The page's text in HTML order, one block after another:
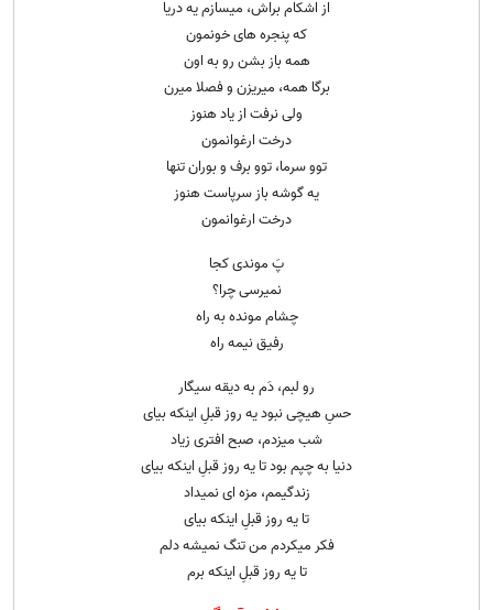
از اشکام براش، میسازم یه دریا
که پنجره های خونمون
همه باز بشن رو به اون
برگا همه، میریزن و فصلا میرن
ولی نرفت از یاد هنوز
درخت ارغوانمون
توو سرما، توو برف و بوران تنها
یه گوشه باز سرپاست هنوز
درخت ارغوانمون
پَ موندی کجا
نمیرسی چرا؟
چشام مونده به راه
رفیق نیمه راه
رو لبم، دَم به دیقه سیگار
حسِ هیچی نبود یه روز قبلِ اینکه بیای
شب میزدم، صبح افتری زیاد
دنیا به چپم بود تا یه روز قبلِ اینکه بیای
زندگیمم، مزه ای نمیداد
تا یه روز قبلِ اینکه بیای
فکر میکردم من تنگ نمیشه دلم
تا یه روز قبلِ اینکه برم